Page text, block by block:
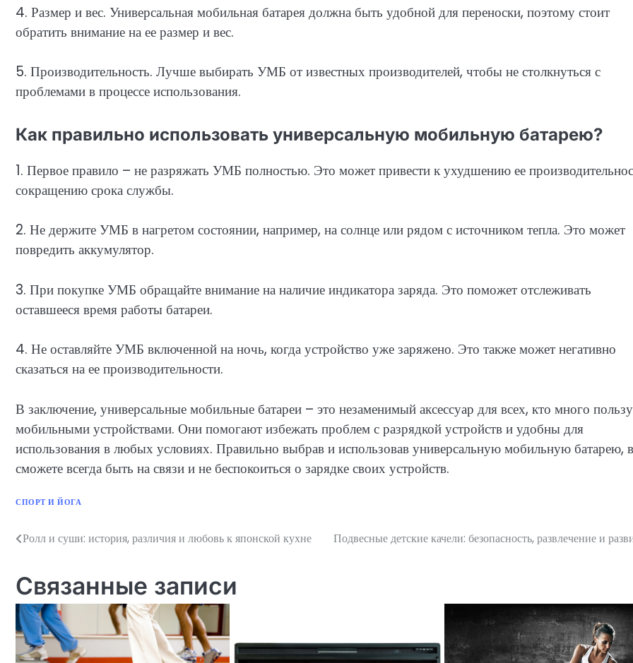
4. Размер и вес. Универсальная мобильная батарея должна быть удобной для переноски, поэтому стоит
обратить внимание на ее размер и вес.
5. Производительность. Лучше выбирать УМБ от известных производителей, чтобы не столкнуться с
проблемами в процессе использования.
Как правильно использовать универсальную мобильную батарею?
1. Первое правило – не разряжать УМБ полностью. Это может привести к ухудшению ее
сокращению срока службы.
2. Не держите УМБ в нагретом состоянии, например, на солнце или рядом с источником тепла. Это может
повредить аккумулятор.
3. При покупке УМБ обращайте внимание на наличие индикатора заряда. Это поможет отслеживать
оставшееся время работы батареи.
4. Не оставляйте УМБ включенной на ночь, когда устройство уже заряжено. Это также может негативно
сказаться на ее производительности.
В заключение, универсальные мобильные батареи – это незаменимый аксессуар для всех, кто много
мобильными устройствами. Они помогают избежать проблем с разрядкой устройств и удобны для
использования в любых условиях. Правильно выбрав и использовав универсальную мобильную батарею,
сможете всегда быть на связи и не беспокоиться о зарядке своих устройств.
СПОРТ И ЙОГА
Навигация
записям
Ролл и суши: история, различия и любовь к японской кухне Подвесные детские качели: безопасность, развлечение и
Связанные записи